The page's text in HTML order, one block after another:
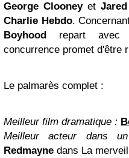
George Clooneyet
Charlie Hebdo.
Boyhood repart avec
concurrence promet d'être
Le palmarès complet :
Meilleur film dramatique :
Meilleur acteur dans
Redmayne dans La